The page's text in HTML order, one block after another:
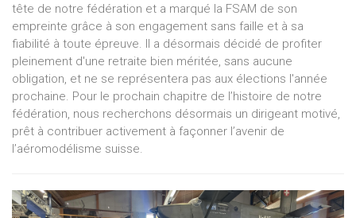
tête de notre fédération et a marqué la FSAM de son
empreinte grâce à son engagement sans faille et à sa
fiabilité à toute épreuve. Il a désormais décidé de profiter
pleinement d'une retraite bien méritée, sans aucune
obligation, et ne se représentera pas aux élections l'année
prochaine. Pour le prochain chapitre de l’histoire de notre
fédération, nous recherchons désormais un dirigeant motivé,
prêt à contribuer activement à façonner l’avenir de
l’aéromodélisme suisse.